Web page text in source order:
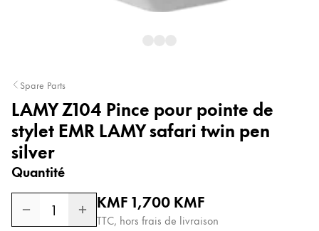
Black Magic Edition
Recharges
Encres / effaceurs d'encre
Pièces de rechange
Taille de plume
Étuis
Carnets
Spare Parts
LAMY Z104 Pince pour pointe de
stylet EMR LAMY safari twin pen
silver
Quantité
1
Prix normal
KMF 1,700KMF
TTC, hors frais de livraison